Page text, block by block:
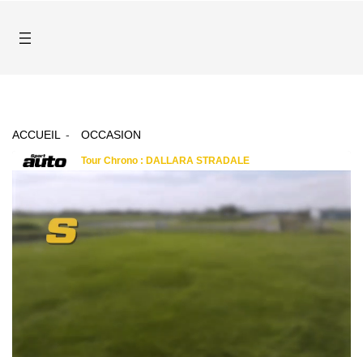
ACCUEIL OCCASION